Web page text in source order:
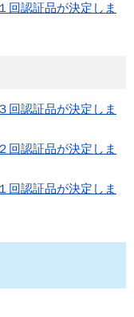
回認証品が決定しま
回認証品が決定しま
回認証品が決定しま
回認証品が決定しま